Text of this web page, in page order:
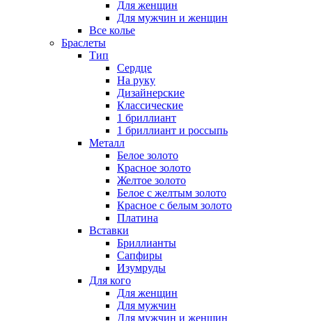
Для женщин
Для мужчин и женщин
Все колье
Браслеты
Тип
Сердце
На руку
Дизайнерские
Классические
1 бриллиант
1 бриллиант и россыпь
Металл
Белое золото
Красное золото
Желтое золото
Белое с желтым золото
Красное с белым золото
Платина
Вставки
Бриллианты
Сапфиры
Изумруды
Для кого
Для женщин
Для мужчин
Для мужчин и женщин